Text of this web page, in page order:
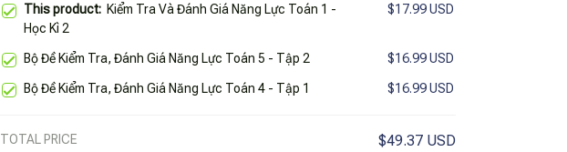
This product: Kiểm Tra Và Đánh Giá Năng Lực Toán 1 -
Học Kì 2
$17.99 USD
Bộ Đề Kiểm Tra, Đánh Giá Năng Lực Toán 5 - Tập 2 $16.99 USD
Bộ Đề Kiểm Tra, Đánh Giá Năng Lực Toán 4 - Tập 1 $16.99 USD
TOTAL PRICE $49.37 USD